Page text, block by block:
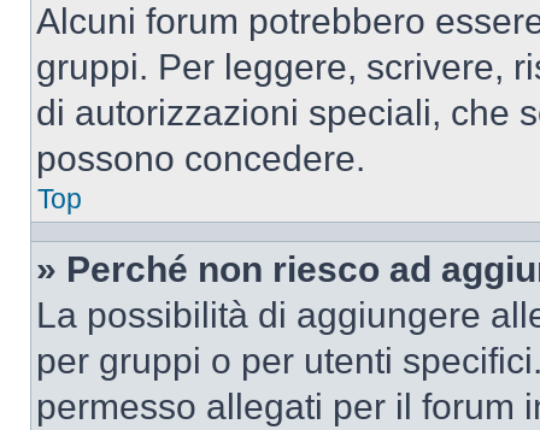
Alcuni forum potrebbero
gruppi. Per leggere, scrivere,
di autorizzazioni speciali, che
possono concedere.
Top
» Perché non riesco ad
La possibilità di aggiungere
per gruppi o per utenti
permesso allegati per il forum